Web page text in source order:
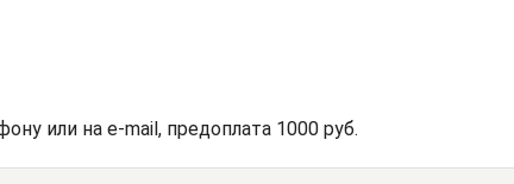
или на e-mail, предоплата 1000 руб.